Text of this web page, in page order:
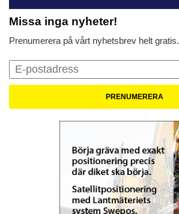
Missa inga nyheter!
Prenumerera på vårt nyhetsbrev helt gratis.